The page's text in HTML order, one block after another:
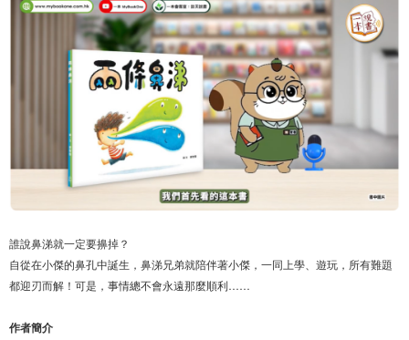
誰說鼻涕就一定要擤掉？
自從在小傑的鼻孔中誕生，鼻涕兄弟就陪伴著小傑，一同上學、遊玩，所有難題
都迎刃而解！可是，事情總不會永遠那麼順利……
作者簡介